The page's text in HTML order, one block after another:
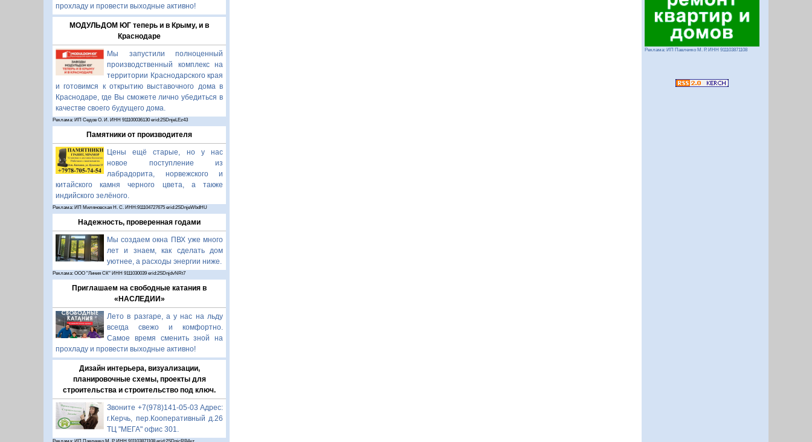
прохладу и провести выходные активно!
МОДУЛЬДОМ ЮГ теперь и в Крыму, и в
Краснодаре
Мы запустили полноценный
производственный комплекс на
территории Краснодарского края
и готовимся к открытию выставочного дома в
Краснодаре, где Вы сможете лично убедиться в
качестве своего будущего дома.
Реклама: ИП Седов О. И. ИНН 911100036130 erid:2SDnjeLEz43
Памятники от производителя
Цены ещё старые, но у нас
новое поступление из
лабрадорита, норвежского и
китайского камня черного цвета, а также
индийского зелёного.
Реклама: ИП Миляновская Н. С. ИНН:911104727675 erid:2SDnjeWbdHU
Надежность, проверенная годами
Мы создаем окна ПВХ уже много
лет и знаем, как сделать дом
уютнее, а расходы энергии ниже.
Реклама: ООО "Линия СК" ИНН 9111030039 erid:2SDnjdvNRt7
Приглашаем на свободные катания в
«НАСЛЕДИИ»
Лето в разгаре, а у нас на льду
всегда свежо и комфортно.
Самое время сменить зной на
прохладу и провести выходные активно!
Дизайн интерьера, визуализации,
планировочные схемы, проекты для
строительства и строительство под ключ.
Звоните +7(978)141-05-03 Адрес:
г.Керчь, пер.Кооперативный д.26
ТЦ "МЕГА" офис 301.
Реклама: ИП Павленко М. Р. ИНН 911103871108